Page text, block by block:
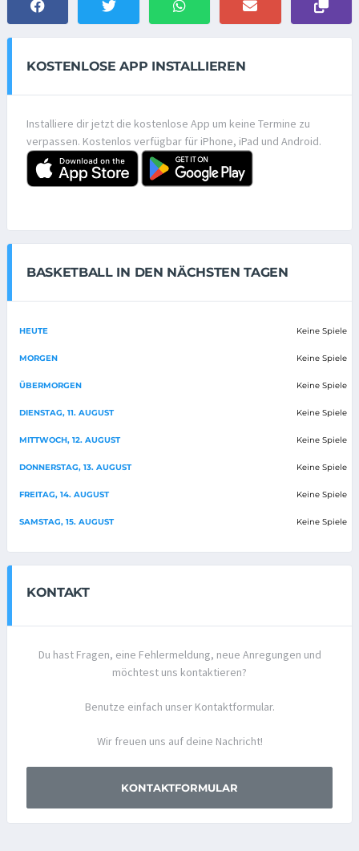
KOSTENLOSE APP INSTALLIEREN
Installiere dir jetzt die kostenlose App um keine Termine zu
verpassen. Kostenlos verfügbar für iPhone, iPad und Android.
BASKETBALL IN DEN NÄCHSTEN TAGEN
HEUTE Keine Spiele
MORGEN Keine Spiele
ÜBERMORGEN Keine Spiele
DIENSTAG, 11. AUGUST Keine Spiele
MITTWOCH, 12. AUGUST Keine Spiele
DONNERSTAG, 13. AUGUST Keine Spiele
FREITAG, 14. AUGUST Keine Spiele
SAMSTAG, 15. AUGUST Keine Spiele
KONTAKT
Du hast Fragen, eine Fehlermeldung, neue Anregungen und
möchtest uns kontaktieren?
Benutze einfach unser Kontaktformular.
Wir freuen uns auf deine Nachricht!
KONTAKTFORMULAR